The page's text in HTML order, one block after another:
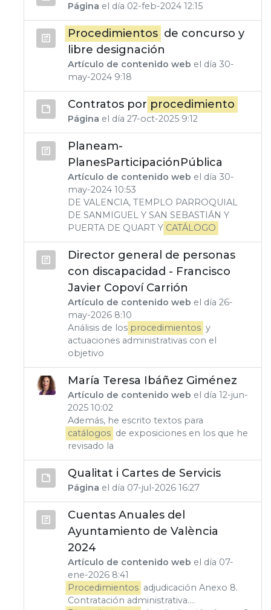
Página el día 02-feb-2024 12:15
Procedimientos de concurso y
libre designación
Artículo de contenido web el día 30-
may-2024 9:18
Contratos por procedimiento
Página el día 27-oct-2025 9:12
Planeam-
PlanesParticipaciónPública
Artículo de contenido web el día 30-
may-2024 10:53
DE VALENCIA, TEMPLO PARROQUIAL
DE SANMIGUEL Y SAN SEBASTIÁN Y
PUERTA DE QUART Y CATÁLOGO
Director general de personas
con discapacidad - Francisco
Javier Copoví Carrión
Artículo de contenido web el día 26-
may-2026 8:10
Análisis de los procedimientos y
actuaciones administrativas con el
objetivo
María Teresa Ibáñez Giménez
Artículo de contenido web el día 12-jun-
2025 10:02
Además, he escrito textos para
catálogos de exposiciones en los que he
revisado la
Qualitat i Cartes de Servicis
Página el día 07-jul-2026 16:27
Cuentas Anuales del
Ayuntamiento de València
2024
Artículo de contenido web el día 07-
ene-2026 8:41
Procedimientos adjudicación Anexo 8.
Contratación administrativa....